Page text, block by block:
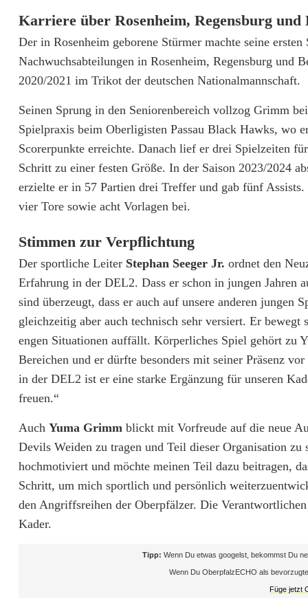
a
G
r
i
m
m
w
e
c
h
s
e
l
t
z
u
d
e
n
B
Karriere über Rosenheim, Regensburg und
Der in Rosenheim geborene Stürmer machte seine
Nachwuchsabteilungen in Rosenheim, Regensburg und
2020/2021 im Trikot der deutschen Nationalmannschaft.
Seinen Sprung in den Seniorenbereich vollzog Grimm
Spielpraxis beim Oberligisten Passau Black Hawks, wo
Scorerpunkte erreichte. Danach lief er drei Spielzeiten
Schritt zu einer festen Größe. In der Saison 2023/2024
erzielte er in 57 Partien drei Treffer und gab fünf
vier Tore sowie acht Vorlagen bei.
Stimmen zur Verpflichtung
Der sportliche Leiter Stephan Seeger Jr. ordnet den
Erfahrung in der DEL2. Dass er schon in jungen Jahren
sind überzeugt, dass er auch auf unsere anderen
gleichzeitig aber auch technisch sehr versiert. Er
engen Situationen auffällt. Körperliches Spiel gehört zu
Bereichen und er dürfte besonders mit seiner Präsenz
in der DEL2 ist er eine starke Ergänzung für unseren
freuen.“
Auch Yuma Grimm blickt mit Vorfreude auf die neue
Devils Weiden zu tragen und Teil dieser Organisation
hochmotiviert und möchte meinen Teil dazu beitragen,
Schritt, um mich sportlich und persönlich
den Angriffsreihen der Oberpfälzer. Die
Kader.
Tipp: Wenn Du etwas googelst, bekommst Du
Wenn Du OberpfalzECHO als
Füge jetzt